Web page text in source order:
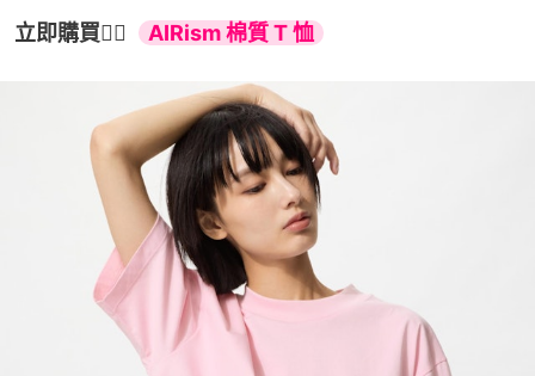
立即購買👉🏻 AIRism 棉質 T 恤